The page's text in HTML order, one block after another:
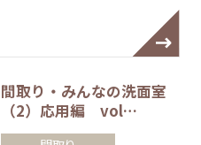
間取り・みんなの洗面室
（2）応用編 vol…